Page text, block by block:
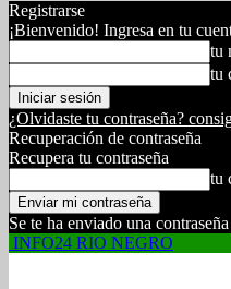
Registrarse
¡Bienvenido! Ingresa en tu
tu
tu
¿Olvidaste tu contraseña?
Recuperación de contraseña
Recupera tu contraseña
tu
Se te ha enviado una
INFO24 RIO NEGRO